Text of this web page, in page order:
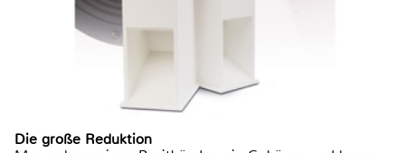
Die große Reduktion